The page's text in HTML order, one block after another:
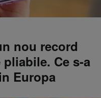
nou record
Ce s-a
Europa